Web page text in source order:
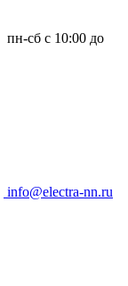
пн-сб с 10:00 до
info@electra-nn.ru